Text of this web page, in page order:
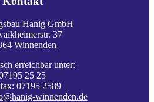
Hanig GmbH
37
Winnenden
erreichbar unter:
25 25
07195 2589
winnenden.de